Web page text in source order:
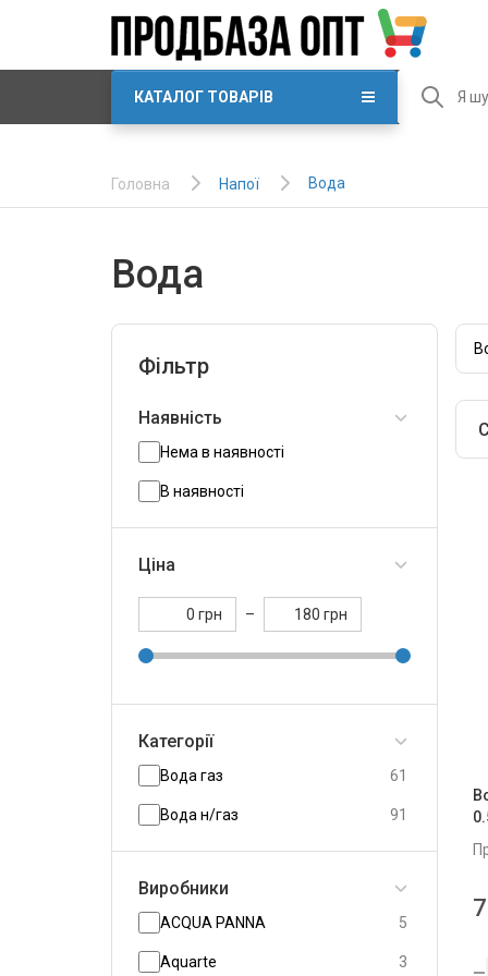
КАТАЛОГ ТОВАРІВ
Головна Напої Вода
Вода
Фільтр
Наявність
Нема в наявності
В наявності
Ціна
грн – грн
Категорії
Вода газ 61
Вода н/газ 91
Виробники
ACQUA PANNA 5
Aquarte 3